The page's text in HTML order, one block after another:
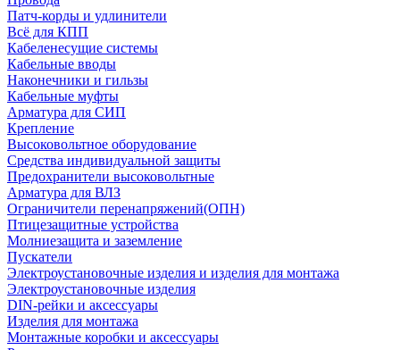
Патч-корды и удлинители
Всё для КПП
Кабеленесущие системы
Кабельные вводы
Наконечники и гильзы
Кабельные муфты
Арматура для СИП
Крепление
Высоковольтное оборудование
Средства индивидуальной защиты
Предохранители высоковольтные
Арматура для ВЛЗ
Ограничители перенапряжений(ОПН)
Птицезащитные устройства
Молниезащита и заземление
Пускатели
Электроустановочные изделия и изделия для монтажа
Электроустановочные изделия
DIN-рейки и аксессуары
Изделия для монтажа
Монтажные коробки и аксессуары